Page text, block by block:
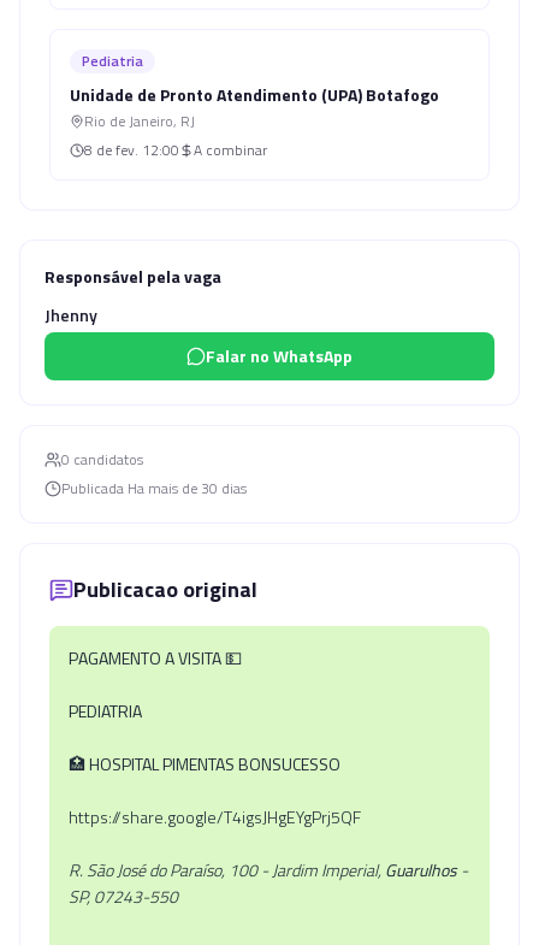
Pediatria
Unidade de Pronto Atendimento (UPA) Botafogo
Rio de Janeiro, RJ
8 de fev. 12:00 A combinar
Responsável pela vaga
Jhenny
Falar no WhatsApp
0 candidatos
Publicada Ha mais de 30 dias
Publicacao original
PAGAMENTO A VISITA💵
PEDIATRIA
🏥HOSPITAL PIMENTAS BONSUCESSO
https://share.google/T4igsJHgEYgPrj5QF
R. São José do Paraíso, 100 - Jardim Imperial,Guarulhos-
SP, 07243-550